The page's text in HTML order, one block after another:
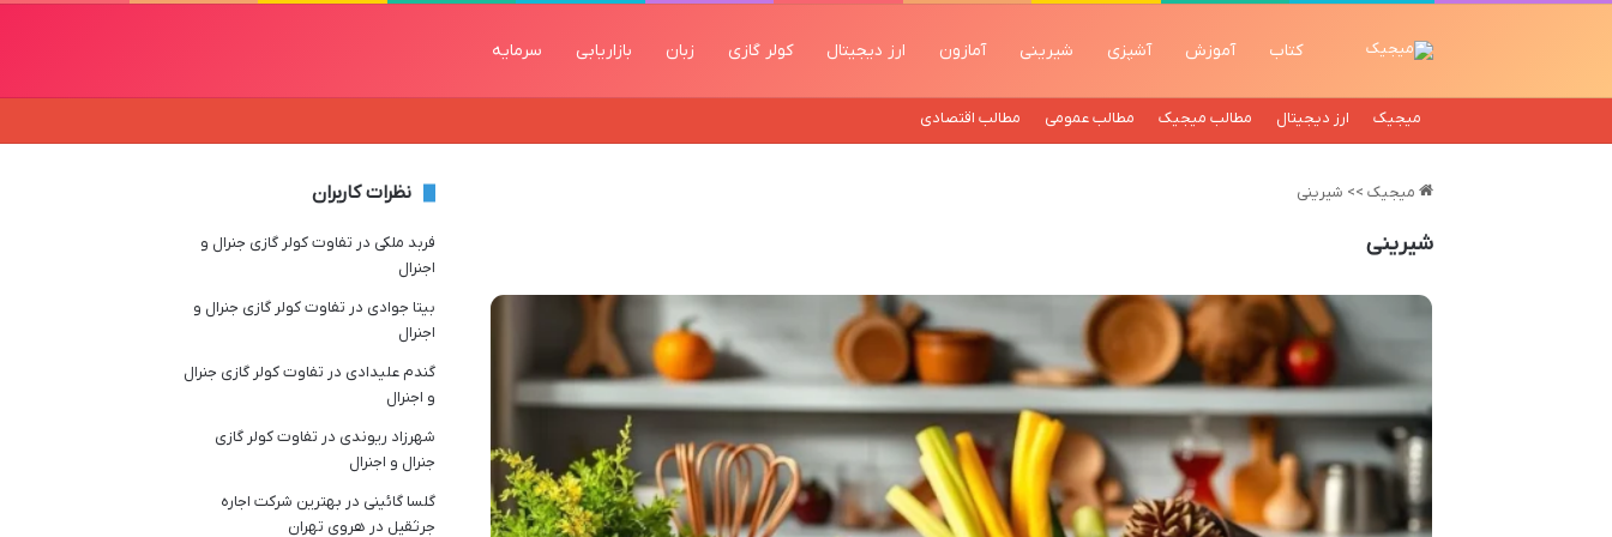
کتاب آموزش آشپزی شیرینی آمازون ارز دیجیتال کولر گازی زبان بازاریابی سرمایه
میجیک ارز دیجیتال مطالب میجیک مطالب عمومی مطالب اقتصادی
میجیک >> شیرینی
شیرینی
نظرات کاربران
فربد ملکی در تفاوت کولر گازی جنرال و
اجنرال
بیتا جوادی در تفاوت کولر گازی جنرال و
اجنرال
گندم علیدادی در تفاوت کولر گازی جنرال
و اجنرال
شهرزاد ریوندی در تفاوت کولر گازی
جنرال و اجنرال
گلسا گائینی در بهترین شرکت اجاره
جرثقیل در هروی تهران